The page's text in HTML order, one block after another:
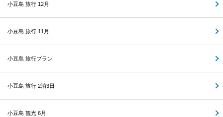
小豆島 旅行 12月
小豆島 旅行 11月
小豆島 旅行プラン
小豆島 旅行 2泊3日
小豆島 観光 6月